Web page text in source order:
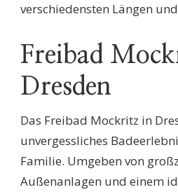
verschiedensten Längen
Freibad
Dresden
Das Freibad Mockritz in
unvergessliches
Familie. Umgeben von
Außenanlagen und einem